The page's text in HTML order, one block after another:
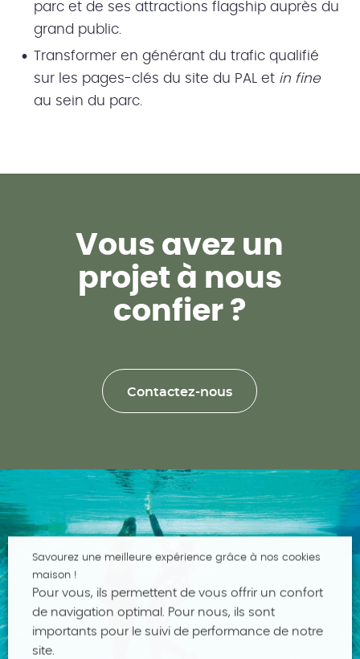
parc et de ses attractions flagship auprès du
grand public.
Transformer en générant du trafic qualifié
sur les pages-clés du site du PAL et in fine
au sein du parc.
Vous avez un
projet à nous
confier ?
Contactez-nous
Savourez une meilleure expérience grâce à nos cookies
maison !
Pour vous, ils permettent de vous offrir un confort
de navigation optimal. Pour nous, ils sont
importants pour le suivi de performance de notre
site.